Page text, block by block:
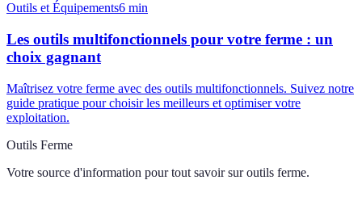
Outils et Équipements6 min
Les outils multifonctionnels pour votre ferme : un
choix gagnant
Maîtrisez votre ferme avec des outils multifonctionnels. Suivez notre
guide pratique pour choisir les meilleurs et optimiser votre
exploitation.
Outils Ferme
Votre source d'information pour tout savoir sur outils ferme.